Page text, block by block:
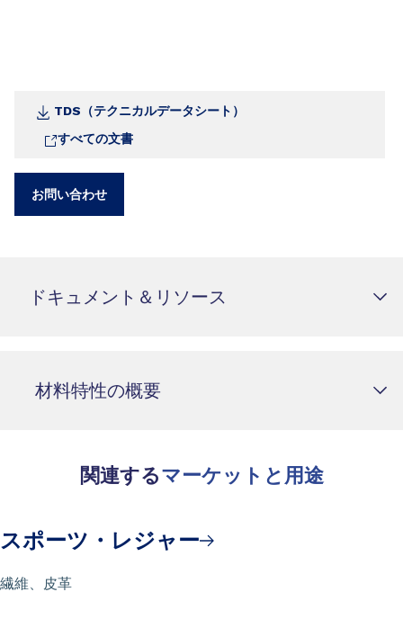
TDS（テクニカルデータシート）
すべての文書
お問い合わせ
ドキュメント＆リソース
材料特性の概要
関連するマーケットと用途
スポーツ・レジャー
繊維、皮革